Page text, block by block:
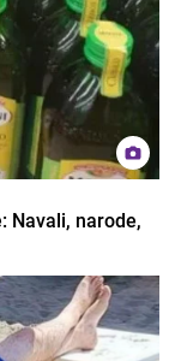
Navali, narode,